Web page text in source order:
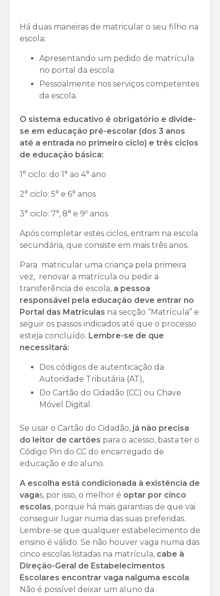
Há duas maneiras de matricular o seu filho na
escola:
Apresentando um pedido de matrícula
no portal da escola
Pessoalmente nos serviços competentes
da escola.
O sistema educativo é obrigatório e divide-
se em educação pré-escolar (dos 3 anos
até a entrada no primeiro ciclo) e três ciclos
de educação básica:
1° ciclo: do 1° ao 4° ano
2° ciclo: 5° e 6° anos
3° ciclo: 7°, 8° e 9º anos
Após completar estes ciclos, entram na escola
secundária, que consiste em mais três anos.
Para matricular uma criança pela primeira
vez, renovar a matrícula ou pedir a
transferência de escola, a pessoa
responsável pela educação deve entrar no
Portal das Matrículas na secção “Matrícula” e
seguir os passos indicados até que o processo
esteja concluído. Lembre-se de que
necessitará:
Dos códigos de autenticação da
Autoridade Tributária (AT),
Do Cartão do Cidadão (CC) ou Chave
Móvel Digital.
Se usar o Cartão do Cidadão, já não precisa
do leitor de cartões para o acesso, basta ter o
Código Pin do CC do encarregado de
educação e do aluno.
A escolha está condicionada à existência de
vagas, por isso, o melhor é optar por cinco
escolas, porque há mais garantias de que vai
conseguir lugar numa das suas preferidas.
Lembre-se que qualquer estabelecimento de
ensino é válido. Se não houver vaga numa das
cinco escolas listadas na matrícula, cabe à
Direção-Geral de Estabelecimentos
Escolares encontrar vaga nalguma escola.
Não é possível deixar um aluno da